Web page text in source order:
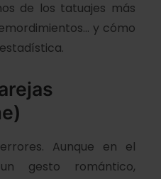
de los tatuajes más
y cómo
Aunque en el
gesto romántico,